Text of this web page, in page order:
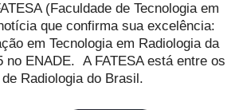
(Faculdade de Tecnologia em
que confirma sua excelência:
em Tecnologia em Radiologia da
no ENADE. A FATESA está entre os
Radiologia do Brasil.